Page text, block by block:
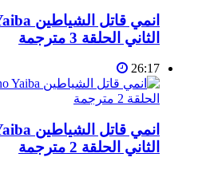
الثاني الحلقة 3 مترجمة
26:17
الثاني الحلقة 2 مترجمة